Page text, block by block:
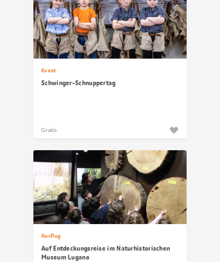
Event
Schwinger-Schnuppertag
Gratis
Ausflug
Auf Entdeckungsreise im Naturhistorischen
Museum Lugano